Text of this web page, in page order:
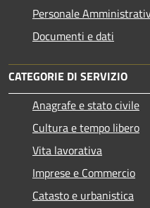
Personale
Documenti e dati
CATEGORIE DI SERVIZIO
Anagrafe e stato civile
Cultura e tempo libero
Vita lavorativa
Imprese e Commercio
Catasto e urbanistica